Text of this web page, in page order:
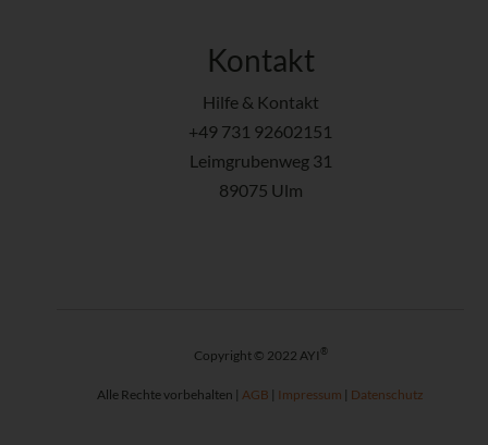
Kontakt
Hilfe & Kontakt
+49 731 92602151
Leimgrubenweg 31
89075 Ulm
Copyright © 2022 AYI ®
Alle Rechte vorbehalten | AGB | Impressum | Datenschutz